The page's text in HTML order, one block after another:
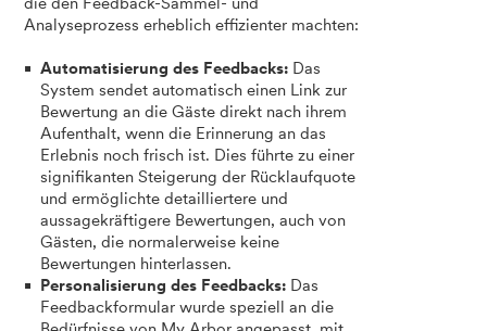
Analyseprozess erheblich effizienter machten:
Automatisierung des Feedbacks: Das
System sendet automatisch einen Link zur
Bewertung an die Gäste direkt nach ihrem
Aufenthalt, wenn die Erinnerung an das
Erlebnis noch frisch ist. Dies führte zu einer
signifikanten Steigerung der Rücklaufquote
und ermöglichte detailliertere und
aussagekräftigere Bewertungen, auch von
Gästen, die normalerweise keine
Bewertungen hinterlassen.
Personalisierung des Feedbacks: Das
Feedbackformular wurde speziell an die